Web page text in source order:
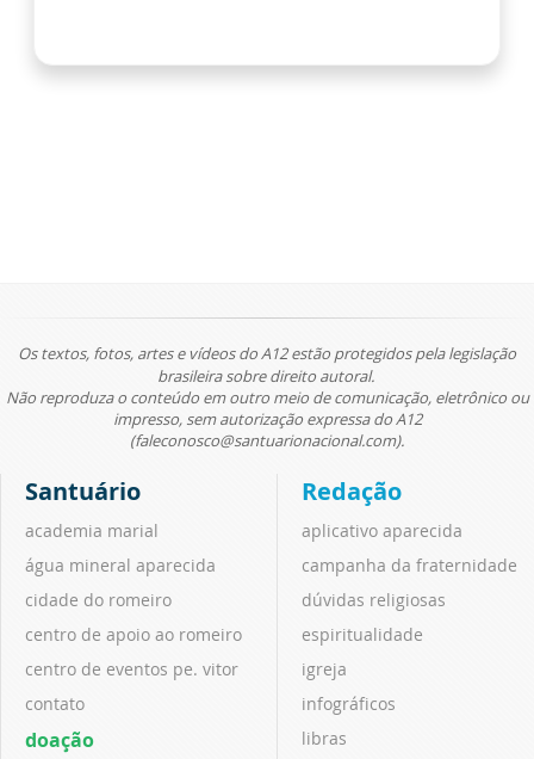
Os textos, fotos, artes e vídeos do A12 estão protegidos pela legislação
brasileira sobre direito autoral.
Não reproduza o conteúdo em outro meio de comunicação, eletrônico ou
impresso, sem autorização expressa do A12
(faleconosco@santuarionacional.com).
Santuário
academia marial
água mineral aparecida
cidade do romeiro
centro de apoio ao romeiro
centro de eventos pe. vitor
contato
doação
Redação
aplicativo aparecida
campanha da fraternidade
dúvidas religiosas
espiritualidade
igreja
infográficos
libras